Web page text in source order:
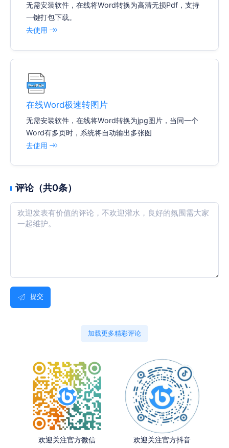
无需安装软件，在线将Word转换为高清无损Pdf，支持
一键打包下载。
去使用
在线Word极速转图片
无需安装软件，在线将Word转换为jpg图片，当同一个
Word有多页时，系统将自动输出多张图
去使用
评论（共0条）
提交
加载更多精彩评论
欢迎关注官方微信 欢迎关注官方抖音